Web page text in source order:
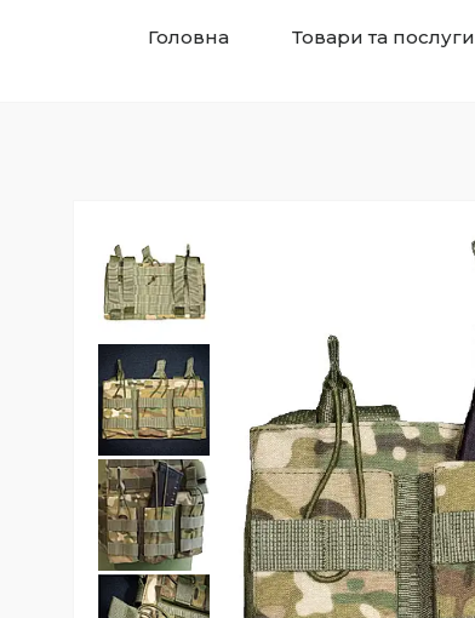
Головна Товари та послуги